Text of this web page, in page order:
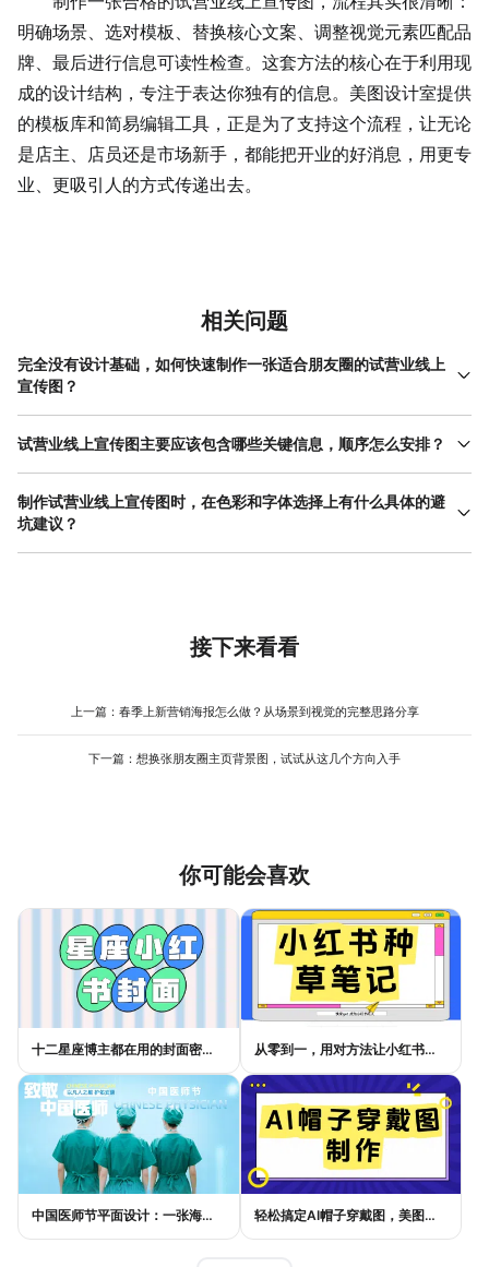
明确场景、选对模板、替换核心文案、调整视觉元素匹配品
牌、最后进行信息可读性检查。这套方法的核心在于利用现
成的设计结构，专注于表达你独有的信息。美图设计室提供
的模板库和简易编辑工具，正是为了支持这个流程，让无论
是店主、店员还是市场新手，都能把开业的好消息，用更专
业、更吸引人的方式传递出去。
相关问题
完全没有设计基础，如何快速制作一张适合朋友圈的试营业线上
宣传图？
最快的方法是使用模板工具。你可以在美图设计室的模板库中直接
搜索“试营业线上宣传图”，并筛选“朋友圈”尺寸。选择一个你觉得样
右侧的“颜色”选项中，将模板的主色换成你店铺或品牌的代表色，这
能立刻提升专属感；第三，检查并修改模板上的联系方式、地址等
试营业线上宣传图主要应该包含哪些关键信息，顺序怎么安排？
一张高效的试营业线上宣传图，信息层级要分明。最重要的信息
（视觉焦点）通常是“试营业”或“开业”这个事件本身，配上醒目的店
铺名称。其次，需要给出一个吸引顾客的理由，例如“新品X折尝
段文字描述，确保观众一眼就能抓住重点。
制作试营业线上宣传图时，在色彩和字体选择上有什么具体的避
坑建议？
色彩方面，首要避坑的是颜色过多过杂。建议主色不超过3种，且要
全。字体方面，切忌在一张图上使用超过3种字体。主标题可以选择
一款稍有设计感的粗体字，但必须保证易辨认；副标题和正文则使
术字或过于稚气的卡通字体，它们会降低宣传图的专业度和可信
接下来看看
上一篇： 春季上新营销海报怎么做？从场景到视觉的完整思路分享
下一篇： 想换张朋友圈主页背景图，试试从这几个方向入手
你可能会喜欢
十二星座博主都在用的封面密码，星座小红书封面标题这样写才吸睛 从零到一，用对方法让小红书种草笔记的流量自己找上门
中国医师节平面设计：一张海报如何讲好白衣故事 轻松搞定AI帽子穿戴图，美图设计室电商主图教程